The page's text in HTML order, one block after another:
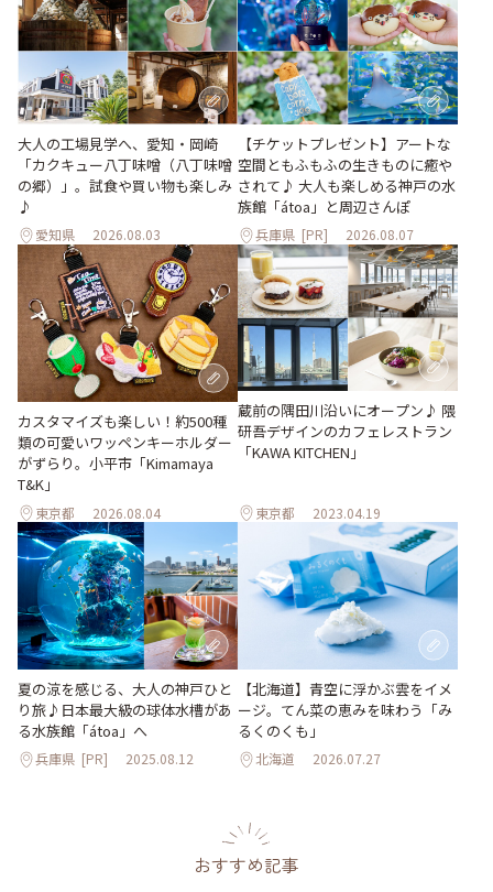
大人の工場見学へ、愛知・岡崎
「カクキュー八丁味噌（八丁味噌
の郷）」。試食や買い物も楽しみ
♪
愛知県 2026.08.03
【チケットプレゼント】アートな
空間ともふもふの生きものに癒や
されて♪ 大人も楽しめる神戸の水
族館「átoa」と周辺さんぽ
兵庫県 [PR] 2026.08.07
カスタマイズも楽しい！約500種
類の可愛いワッペンキーホルダー
がずらり。小平市「Kimamaya
T&K」
東京都 2026.08.04
蔵前の隅田川沿いにオープン♪ 隈
研吾デザインのカフェレストラン
「KAWA KITCHEN」
東京都 2023.04.19
夏の涼を感じる、大人の神戸ひと
り旅♪日本最大級の球体水槽があ
る水族館「átoa」へ
兵庫県 [PR] 2025.08.12
【北海道】青空に浮かぶ雲をイメ
ージ。てん菜の恵みを味わう「み
るくのくも」
北海道 2026.07.27
おすすめ記事